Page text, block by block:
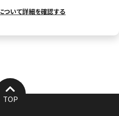
ついて詳細を確認する
TOP